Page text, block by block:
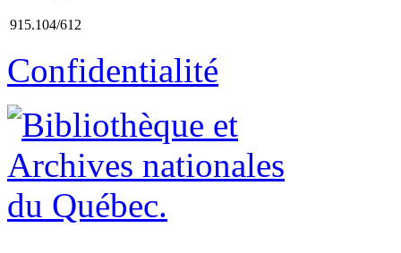
915.104/612
Confidentialité